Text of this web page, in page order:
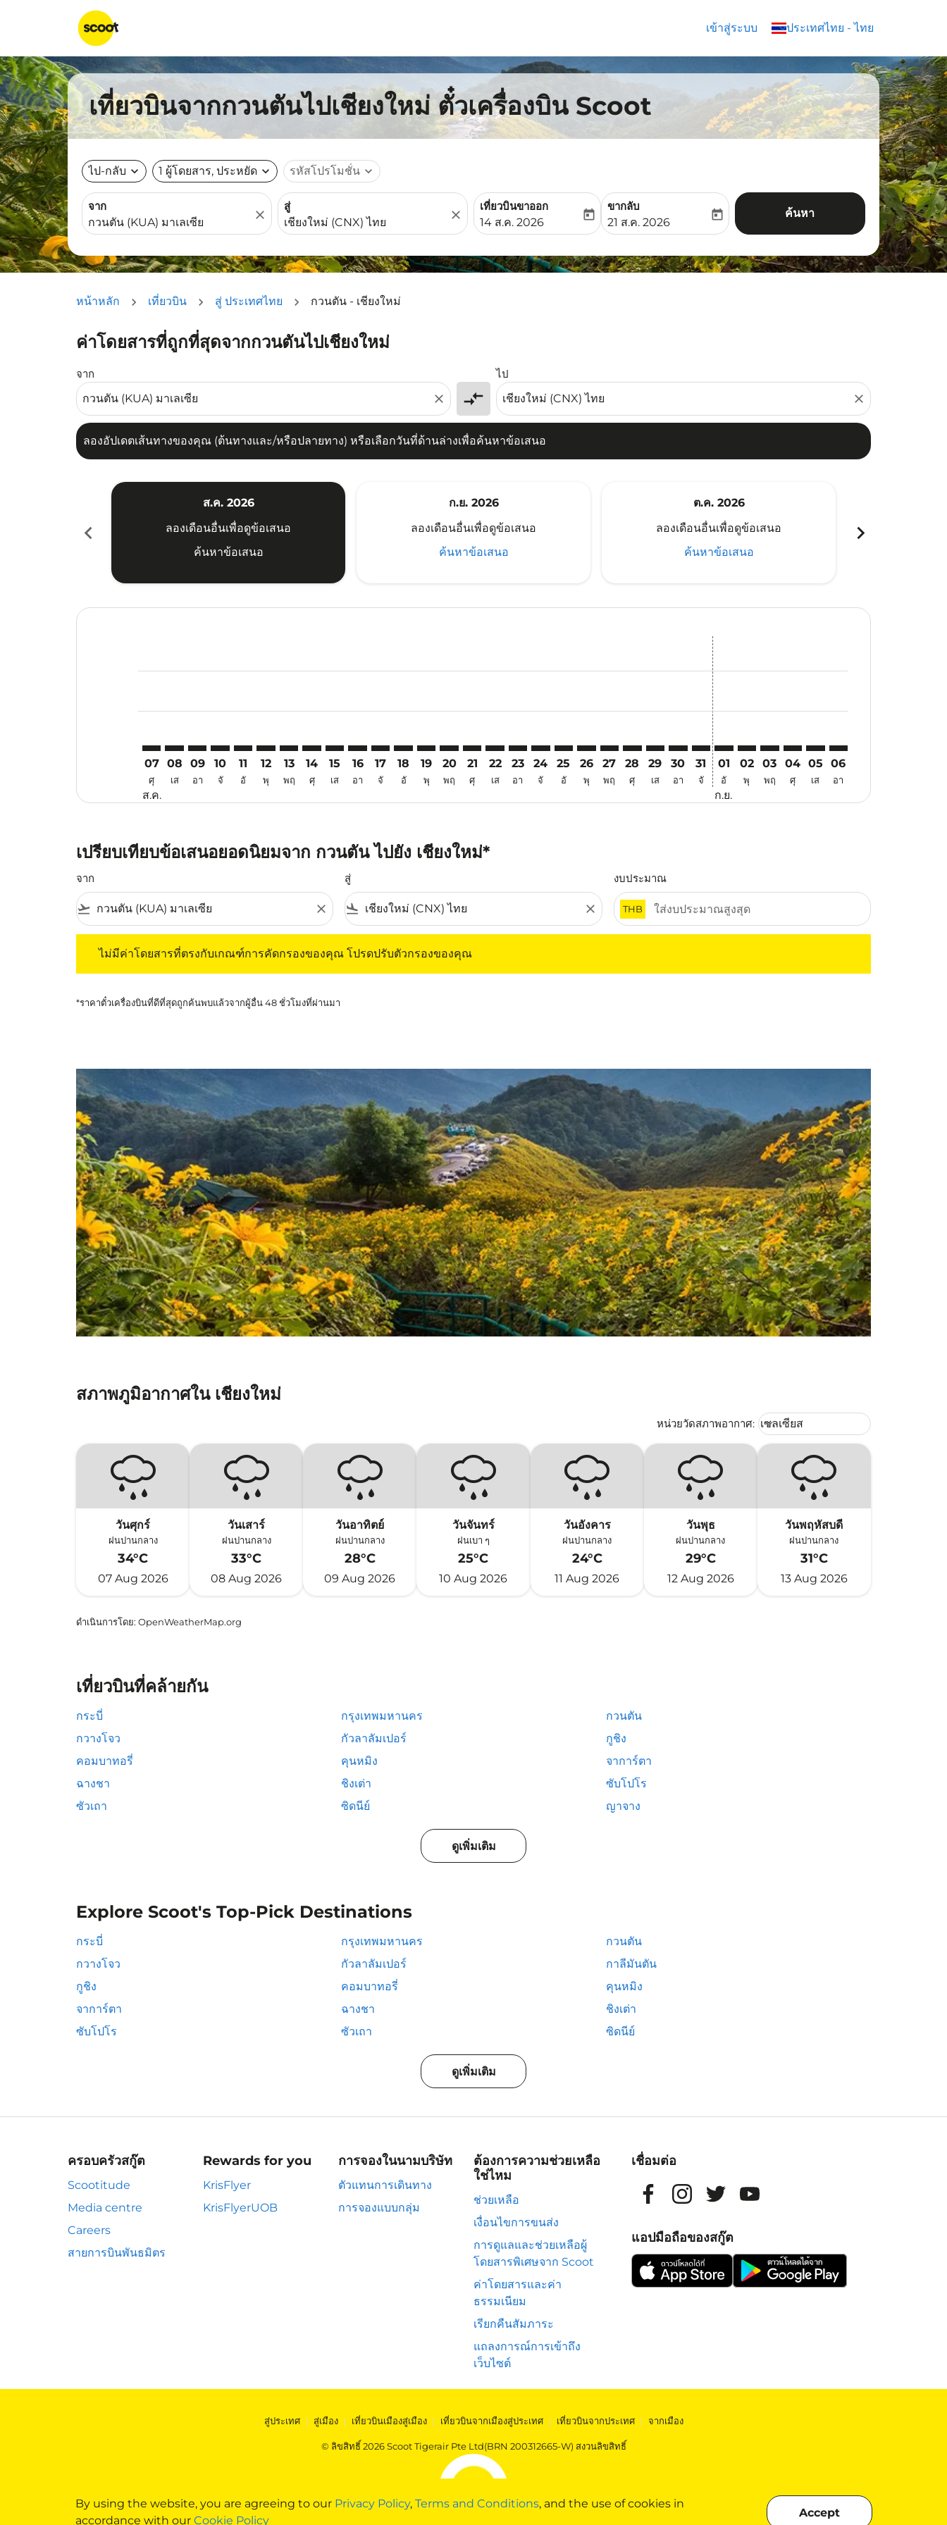
By using the website, you are agreeing to our Privacy Policy, Terms and Conditions, and the use of cookies in
accordance with our Cookie Policy
Accept
เข้าสู่ระบบ ประเทศไทย - ไทย
keyboard_arrow_down
เที่ยวบินจากกวนตันไปเชียงใหม่ ตั๋วเครื่องบิน Scoot
ไป-กลับ expand_more 1 ผู้โดยสาร, ประหยัด expand_more รหัสโปรโมชั่น expand_more
จาก
close
สู่
close
เที่ยวบินขาออก
fc-booking-departure-date-aria-label
14 ส.ค. 2026
today
ขากลับ
fc-booking-return-date-aria-label
21 ส.ค. 2026
today ค้นหา
หน้าหลัก เที่ยวบิน สู่ ประเทศไทย กวนตัน - เชียงใหม่
ค่าโดยสารที่ถูกที่สุดจากกวนตันไปเชียงใหม่
จาก
close compare_arrows
ไป
close
ลองอัปเดตเส้นทางของคุณ (ต้นทางและ/หรือปลายทาง) หรือเลือกวันที่ด้านล่างเพื่อค้นหาข้อเสนอ
ลองอัปเดตเส้นทางของคุณ (ต้นทางและ/หรือปลายทาง) หรือเลือกวันที่ด้านล่างเพื่อค้นหาข้อเสนอ
chevron_left
ส.ค. 2026
ลองเดือนอื่นเพื่อดูข้อเสนอ
ค้นหาข้อเสนอ
ก.ย. 2026
ลองเดือนอื่นเพื่อดูข้อเสนอ
ค้นหาข้อเสนอ
ต.ค. 2026
ลองเดือนอื่นเพื่อดูข้อเสนอ
ค้นหาข้อเสนอ
chevron_right
07
ศุ
ส.ค.
08
เส
09
อา
10
จั
11
อั
12
พุ
13
พฤ
14
ศุ
15
เส
16
อา
17
จั
18
อั
19
พุ
KUA–CNX: cmp-view-offers-disclaimer. ค้นหาข้อเสนอ
20
พฤ
KUA–CNX: cmp-view-offers-disclaimer. ค้นหาข้อเสนอ
21
ศุ
KUA–CNX: cmp-view-offers-disclaimer. ค้นหาข้อเสนอ
22
เส
KUA–CNX: cmp-view-offers-disclaimer. ค้นหาข้อเสนอ
23
อา
KUA–CNX: cmp-view-offers-disclaimer. ค้นหาข้อเสนอ
24
จั
KUA–CNX: cmp-view-offers-disclaimer. ค้นหาข้อเสนอ
25
อั
KUA–CNX: cmp-view-offers-disclaimer. ค้นหาข้อเสนอ
26
พุ
KUA–CNX: cmp-view-offers-disclaimer. ค้นหาข้อเสนอ
27
พฤ
KUA–CNX: cmp-view-offers-disclaimer. ค้นหาข้อเสนอ
28
ศุ
KUA–CNX: cmp-view-offers-disclaimer. ค้นหาข้อเสนอ
29
เส
KUA–CNX: cmp-view-offers-disclaimer. ค้นหาข้อเสนอ
30
อา
KUA–CNX: cmp-view-offers-disclaimer. ค้นหาข้อ
31
จั
01
อั
ก.ย.
02
พุ
03
พฤ
04
ศุ
05
เส
06
อา
เปรียบเทียบข้อเสนอยอดนิยมจาก กวนตัน ไปยัง เชียงใหม่*
จาก
flight_takeoff close
สู่
flight_land close
งบประมาณ
THB
ไม่มีค่าโดยสารที่ตรงกับเกณฑ์การคัดกรองของคุณ โปรดปรับตัวกรองของคุณ
*ราคาตั๋วเครื่องบินที่ดีที่สุดถูกค้นพบแล้วจากผู้อื่น 48 ชั่วโมงที่ผ่านมา
สภาพภูมิอากาศใน เชียงใหม่
หน่วยวัดสภาพอากาศ: Weather unit option เซลเซียส
เซลเซียส
keyboard_arrow_down
วันศุกร์
ฝนปานกลาง
34°C
07 Aug 2026
วันเสาร์
ฝนปานกลาง
33°C
08 Aug 2026
วันอาทิตย์
ฝนปานกลาง
28°C
09 Aug 2026
วันจันทร์
ฝนเบา ๆ
25°C
10 Aug 2026
วันอังคาร
ฝนปานกลาง
24°C
11 Aug 2026
วันพุธ
ฝนปานกลาง
29°C
12 Aug 2026
วันพฤหัสบดี
ฝนปานกลาง
31°C
13 Aug 2026
ดำเนินการโดย: OpenWeatherMap.org
เที่ยวบินที่คล้ายกัน
กระบี่ กรุงเทพมหานคร
กวนตัน
กวางโจว
กัวลาลัมเปอร์
กูชิง
คอมบาทอรี่
คุนหมิง
จาการ์ตา
ฉางชา
ชิงเต่า
ซับโปโร
ซัวเถา
ซิดนีย์ ญาจาง
ดูเพิ่มเติม
Explore Scoot's Top-Pick Destinations
กระบี่ กรุงเทพมหานคร
กวนตัน
กวางโจว
กัวลาลัมเปอร์
กาลีมันตัน
กูชิง
คอมบาทอรี่
คุนหมิง
จาการ์ตา
ฉางชา
ชิงเต่า
ซับโปโร
ซัวเถา ซิดนีย์
ดูเพิ่มเติม
ครอบครัวสกู๊ต
Scootitude
Media centre
Careers
สายการบินพันธมิตร
Rewards for you
KrisFlyer
KrisFlyerUOB
การจองในนามบริษัท
ตัวแทนการเดินทาง
การจองแบบกลุ่ม
ต้องการความช่วยเหลือ
ใช่ไหม
ช่วยเหลือ
เงื่อนไขการขนส่ง
การดูแลและช่วยเหลือผู้
โดยสารพิเศษจาก Scoot
ค่าโดยสารและค่า
ธรรมเนียม
เรียกคืนสัมภาระ
แถลงการณ์การเข้าถึง
เว็บไซต์
เชื่อมต่อ
แอปมือถือของสกู๊ต
สู่ประเทศ | สู่เมือง | เที่ยวบินเมืองสู่เมือง | เที่ยวบินจากเมืองสู่ประเทศ | เที่ยวบินจากประเทศ | จากเมือง
© ลิขสิทธิ์ 2026 Scoot Tigerair Pte Ltd(BRN 200312665-W) สงวนลิขสิทธิ์